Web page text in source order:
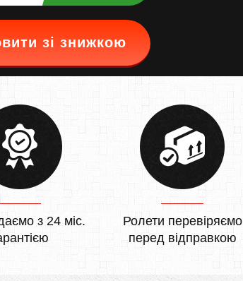
зі знижкою
з 24 міс.
Ролети перевіряємо
перед відправкою